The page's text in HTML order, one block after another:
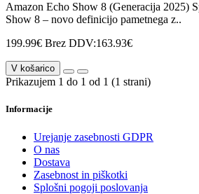
Amazon Echo Show 8 (Generacija 2025)
Show 8 – novo definicijo pametnega z..
199.99€ Brez DDV:163.93€
V košarico
Prikazujem 1 do 1 od 1 (1 strani)
Informacije
Urejanje zasebnosti GDPR
O nas
Dostava
Zasebnost in piškotki
Splošni pogoji poslovanja